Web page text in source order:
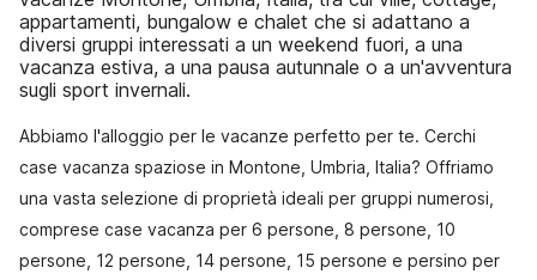
appartamenti, bungalow e chalet che si adattano a
diversi gruppi interessati a un weekend fuori, a una
vacanza estiva, a una pausa autunnale o a un'avventura
sugli sport invernali.
Abbiamo l'alloggio per le vacanze perfetto per te. Cerchi
case vacanza spaziose in Montone, Umbria, Italia? Offriamo
una vasta selezione di proprietà ideali per gruppi numerosi,
comprese case vacanza per 6 persone, 8 persone, 10
persone, 12 persone, 14 persone, 15 persone e persino per